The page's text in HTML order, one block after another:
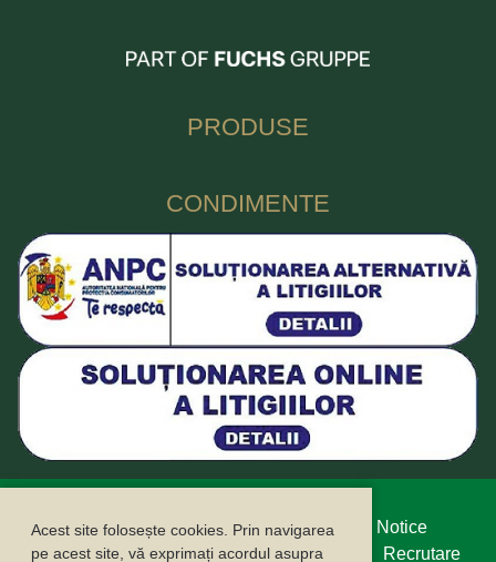
Acest site folosește cookies. Prin navigarea
pe acest site, vă exprimați acordul asupra
PRODUSE
CONDIMENTE
Protecția datelor cu caracter personal
Legal Notice
Politica cookie
Buletin informativ Contact Recrutare